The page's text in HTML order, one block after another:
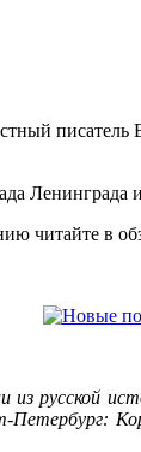
читайте в
из русской